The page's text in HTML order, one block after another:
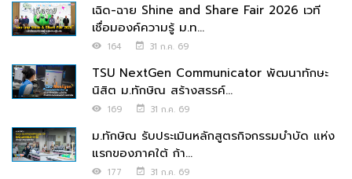
เฉิด-ฉาย Shine and Share Fair 2026 เวที
เชื่อมองค์ความรู้ ม.ท...
164 31 ก.ค. 69
TSU NextGen Communicator พัฒนาทักษะ
นิสิต ม.ทักษิณ สร้างสรรค์...
169 31 ก.ค. 69
ม.ทักษิณ รับประเมินหลักสูตรกิจกรรมบำบัด แห่ง
แรกของภาคใต้ ก้า...
177 31 ก.ค. 69